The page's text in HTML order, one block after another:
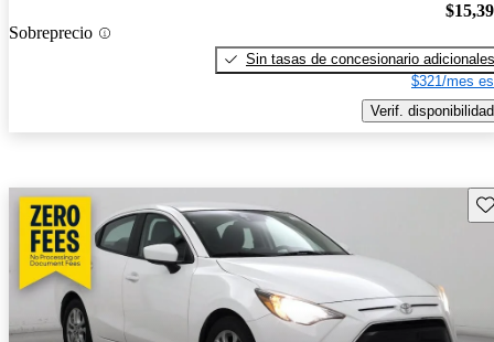
Sobreprecio
Sin tasas de concesionario adicionales
$321/mes
Verif. disponibilidad